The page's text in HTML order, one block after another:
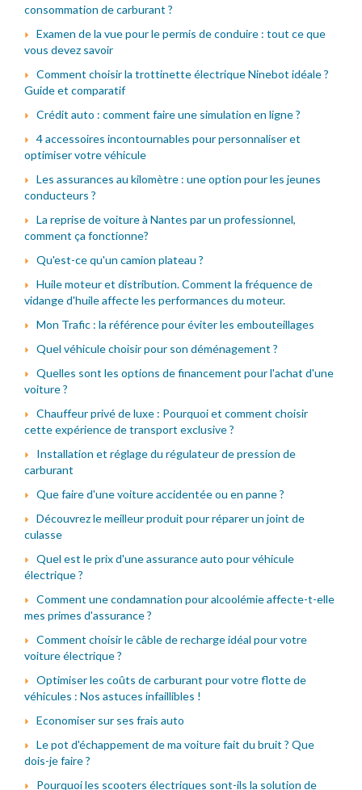
consommation de carburant ?
Examen de la vue pour le permis de conduire : tout ce que
vous devez savoir
Comment choisir la trottinette électrique Ninebot idéale ?
Guide et comparatif
Crédit auto : comment faire une simulation en ligne ?
4 accessoires incontournables pour personnaliser et
optimiser votre véhicule
Les assurances au kilomètre : une option pour les jeunes
conducteurs ?
La reprise de voiture à Nantes par un professionnel,
comment ça fonctionne?
Qu'est-ce qu'un camion plateau ?
Huile moteur et distribution. Comment la fréquence de
vidange d'huile affecte les performances du moteur.
Mon Trafic : la référence pour éviter les embouteillages
Quel véhicule choisir pour son déménagement ?
Quelles sont les options de financement pour l'achat d'une
voiture ?
Chauffeur privé de luxe : Pourquoi et comment choisir
cette expérience de transport exclusive ?
Installation et réglage du régulateur de pression de
carburant
Que faire d'une voiture accidentée ou en panne ?
Découvrez le meilleur produit pour réparer un joint de
culasse
Quel est le prix d'une assurance auto pour véhicule
électrique ?
Comment une condamnation pour alcoolémie affecte-t-elle
mes primes d'assurance ?
Comment choisir le câble de recharge idéal pour votre
voiture électrique ?
Optimiser les coûts de carburant pour votre flotte de
véhicules : Nos astuces infaillibles !
Economiser sur ses frais auto
Le pot d'échappement de ma voiture fait du bruit ? Que
dois-je faire ?
Pourquoi les scooters électriques sont-ils la solution de